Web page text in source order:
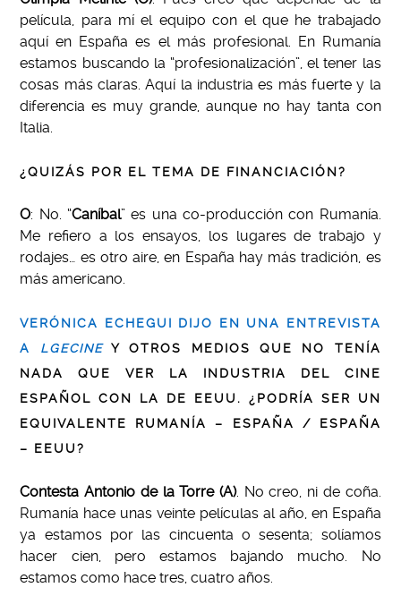
película, para mí el equipo con el que he trabajado
aquí en España es el más profesional. En Rumanía
estamos buscando la “profesionalización”, el tener las
cosas más claras. Aquí la industria es más fuerte y la
diferencia es muy grande, aunque no hay tanta con
Italia.
¿QUIZÁS POR EL TEMA DE FINANCIACIÓN?
O: No. “Caníbal” es una co-producción con Rumanía.
Me refiero a los ensayos, los lugares de trabajo y
rodajes… es otro aire, en España hay más tradición, es
más americano.
VERÓNICA ECHEGUI DIJO EN UNA ENTREVISTA
A LGECINEY OTROS MEDIOS QUE NO TENÍA
NADA QUE VER LA INDUSTRIA DEL CINE
ESPAÑOL CON LA DE EEUU. ¿PODRÍA SER UN
EQUIVALENTE RUMANÍA – ESPAÑA / ESPAÑA
– EEUU?
Contesta Antonio de la Torre (A). No creo, ni de coña.
Rumanía hace unas veinte películas al año, en España
ya estamos por las cincuenta o sesenta; solíamos
hacer cien, pero estamos bajando mucho. No
estamos como hace tres, cuatro años.